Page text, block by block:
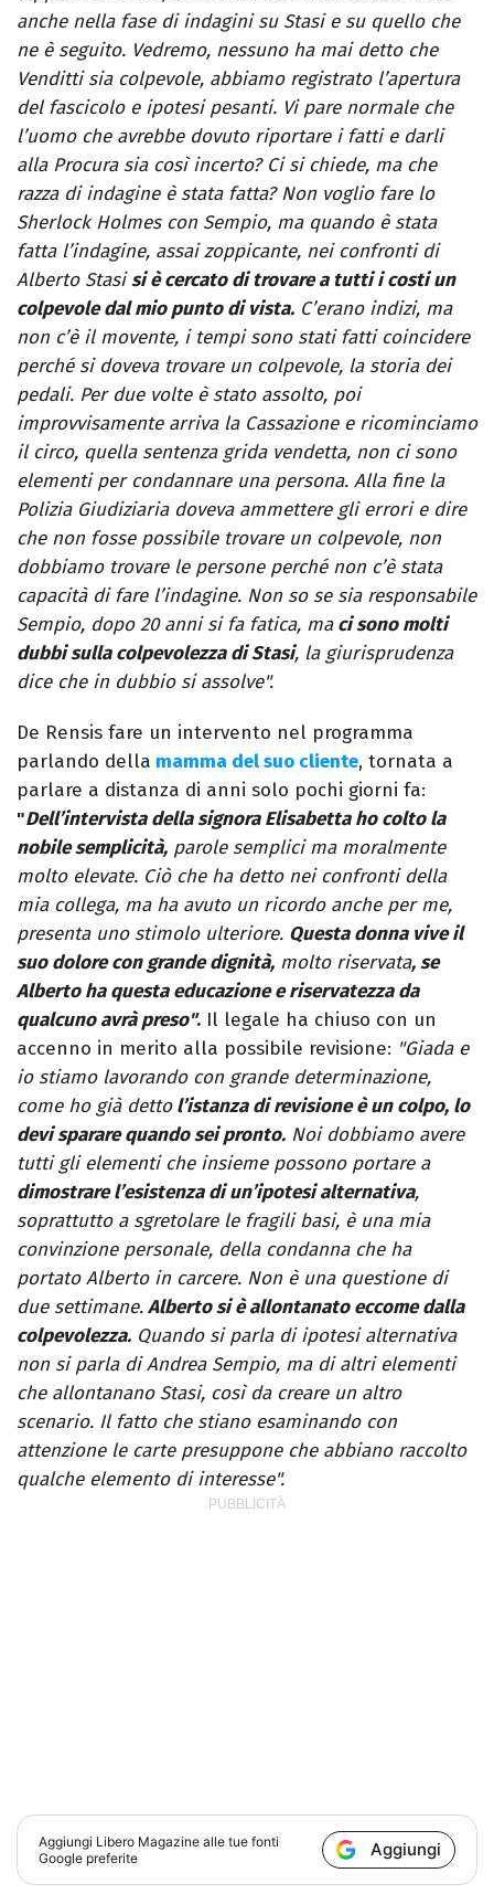
anche nella fase di indagini su Stasi e su quello che
ne è seguito. Vedremo, nessuno ha mai detto che
Venditti sia colpevole, abbiamo registrato l’apertura
del fascicolo e ipotesi pesanti. Vi pare normale che
l’uomo che avrebbe dovuto riportare i fatti e darli
alla Procura sia così incerto? Ci si chiede, ma che
razza di indagine è stata fatta? Non voglio fare lo
Sherlock Holmes con Sempio, ma quando è stata
fatta l’indagine, assai zoppicante, nei confronti di
Alberto Stasisi è cercato di trovare a tutti i costi un
colpevole dal mio punto di vista. C’erano indizi, ma
non c’è il movente, i tempi sono stati fatti coincidere
perché si doveva trovare un colpevole, la storia dei
pedali. Per due volte è stato assolto, poi
improvvisamente arriva la Cassazione e ricominciamo
il circo, quella sentenza grida vendetta, non ci sono
elementi per condannare una persona. Alla fine la
Polizia Giudiziaria doveva ammettere gli errori e dire
che non fosse possibile trovare un colpevole, non
dobbiamo trovare le persone perché non c’è stata
capacità di fare l’indagine. Non so se sia responsabile
Sempio, dopo 20 anni si fa fatica, maci sono molti
dubbi sulla colpevolezza di Stasi, la giurisprudenza
dice che in dubbio si assolve".
De Rensis fare un intervento nel programma
parlando della mamma del suo cliente, tornata a
parlare a distanza di anni solo pochi giorni fa:
"Dell’intervista della signora Elisabetta ho colto la
nobile semplicità, parole semplici ma moralmente
molto elevate. Ciò che ha detto nei confronti della
mia collega, ma ha avuto un ricordo anche per me,
presenta uno stimolo ulteriore. Questa donna vive il
suo dolore con grande dignità, molto riservata, se
Alberto ha questa educazione e riservatezza da
qualcuno avrà preso". Il legale ha chiuso con un
accenno in merito alla possibile revisione: "Giada e
io stiamo lavorando con grande determinazione,
come ho già dettol’istanza di revisione è un colpo, lo
devi sparare quando sei pronto. Noi dobbiamo avere
tutti gli elementi che insieme possono portare a
dimostrare l’esistenza di un’ipotesi alternativa,
soprattutto a sgretolare le fragili basi, è una mia
convinzione personale, della condanna che ha
portato Alberto in carcere. Non è una questione di
due settimane.Alberto si è allontanato eccome dalla
colpevolezza. Quando si parla di ipotesi alternativa
non si parla di Andrea Sempio, ma di altri elementi
che allontanano Stasi, così da creare un altro
scenario. Il fatto che stiano esaminando con
attenzione le carte presuppone che abbiano raccolto
qualche elemento di interesse".
Aggiungi Libero Magazine alle tue fonti
Google preferite
Aggiungi